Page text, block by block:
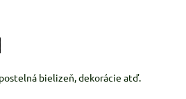
postelná bielizeň, dekorácie atď.